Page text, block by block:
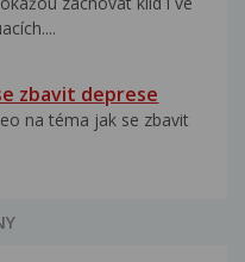
zbavit deprese
na téma jak se zbavit